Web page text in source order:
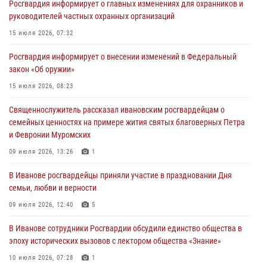
торжественных мероприятиях, посвященных празднованию Дня
Воздушно-десантных войск
02 августа 2026, 11:46
Мероприятия в рамках акции «Каникулы с Росгвардией»
продолжаются в Ивановской области
31 июля 2026, 11:08
В Ивановской области при содействии Росгвардии задержаны
подозреваемые в серии автомобильных краж
30 июля 2026, 12:41
празднования Дня Крещения Руси
28 июля 2026, 08:57
Росгвардия информирует о главных изменениях для охранников и
руководителей частных охранных организаций
15 июля 2026, 07:32
Росгвардия информирует о внесении изменений в Федеральный
закон «Об оружии»
15 июля 2026, 08:23
Священнослужитель рассказал ивановским росгвардейцам о
семейных ценностях на примере жития святых благоверных Петра
и Февронии Муромских
09 июля 2026, 13:26 1
В Иванове росгвардейцы приняли участие в праздновании Дня
семьи, любви и верности
09 июля 2026, 12:40 5
В Иванове сотрудники Росгвардии обсудили единство общества в
эпоху исторических вызовов с лектором общества «Знание»
10 июля 2026, 07:28 1